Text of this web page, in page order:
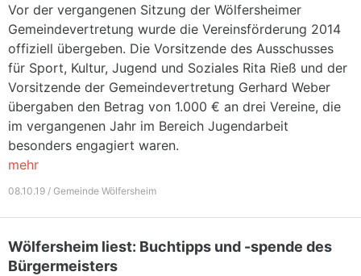
Vor der vergangenen Sitzung der Wölfersheimer
Gemeindevertretung wurde die Vereinsförderung 2014
offiziell übergeben. Die Vorsitzende des Ausschusses
für Sport, Kultur, Jugend und Soziales Rita Rieß und der
Vorsitzende der Gemeindevertretung Gerhard Weber
übergaben den Betrag von 1.000 € an drei Vereine, die
im vergangenen Jahr im Bereich Jugendarbeit
besonders engagiert waren.
mehr
08.10.19 / Gemeinde Wölfersheim
Wölfersheim liest: Buchtipps und -spende des
Bürgermeisters